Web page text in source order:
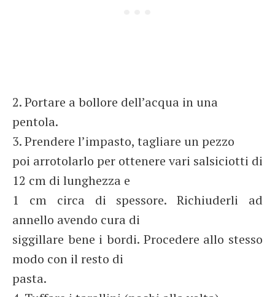
2. Portare a bollore dell’acqua in una
pentola.
3. Prendere l’impasto, tagliare un pezzo
poi arrotolarlo per ottenere vari salsiciotti di
12 cm di lunghezza e
1 cm circa di spessore. Richiuderli ad
annello avendo cura di
siggillare bene i bordi. Procedere allo stesso
modo con il resto di
pasta.